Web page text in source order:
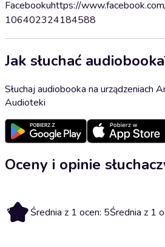
Facebookuhttps://
106402324184588
Jak słuchać
Słuchaj audiobooka na urządzeniach
Audioteki
Oceny i opinie
5 Średnia z 1 ocen: 5Średnia z 1